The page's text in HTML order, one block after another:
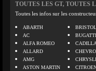
TOUTES LES GT, TOUTES
Toutes les infos sur les
ABARTH
AC
ALFA ROMEO
ALLARD
AMG
ASTON MARTIN
BRISTOL
BUGATTI